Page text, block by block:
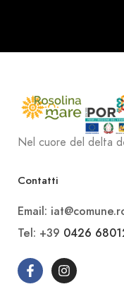
Nel cuore del delta
Contatti
Email:
Tel: +39 0426